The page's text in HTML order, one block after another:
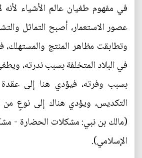
في مفهوم طغيان عالم الأشياء لأنه
عصور الاستعمار، أصبح التماثل
وتطابقت مظاهر المنتج
في البلاد المتخلفة بسبب ندرته،
بسبب وفرته، فيؤدي هنا إلى
التكديس، ويؤدي هناك إلى نوعٍ من
(مالك بن نبي: مشكلات الحضارة -
الإسلامي).